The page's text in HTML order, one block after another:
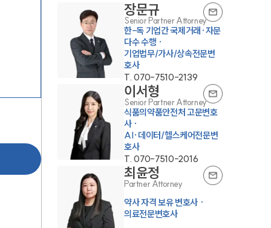
장문규
Senior Partner Attorney
한-독 기업간 국제거래·자문
다수 수행 ·
기업법무/가사/상속전문변
호사
T.070-7510-2139
이서형
Senior Partner Attorney
식품의약품안전처 고문변호
사 ·
AI·데이터/헬스케어전문변
호사
T.070-7510-2016
최윤정
Partner Attorney
약사 자격 보유 변호사 ·
의료전문변호사